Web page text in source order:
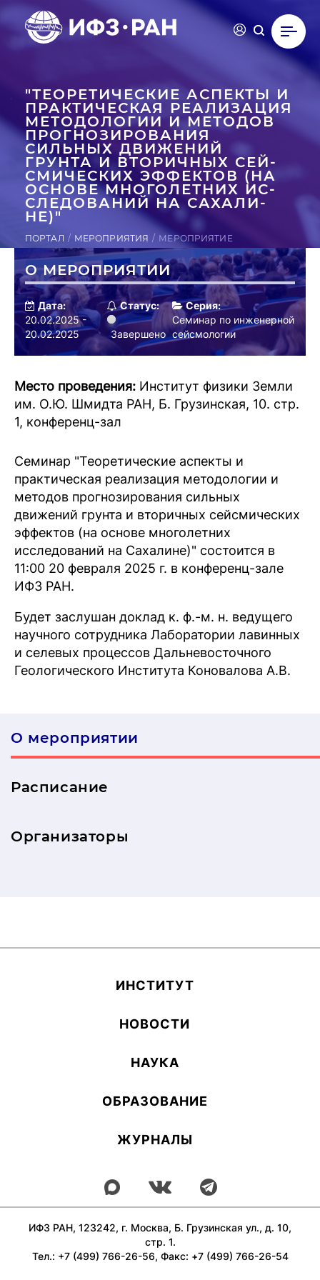
"ТЕ­ОРЕ­ТИЧЕС­КИЕ АСПЕКТЫ И
ПРАК­ТИ­ЧЕС­КАЯ РЕ­АЛИ­ЗАЦИЯ
МЕ­ТОДО­ЛОГИИ И МЕТОДОВ
ПРОГ­НО­ЗИРО­ВАНИЯ
СИЛЬНЫХ ДВИ­ЖЕНИЙ
ГРУНТА И ВТО­РИЧ­НЫХ СЕЙ­
СМИ­ЧЕС­КИХ ЭФ­ФЕКТОВ (НА
ОСНОВЕ МНО­ГОЛЕТ­НИХ ИС­
СЛЕ­ДОВА­НИЙ НА СА­ХАЛИ­
НЕ)"
ПОРТАЛ МЕРОПРИЯТИЯ МЕРОПРИЯТИЕ
О МЕРОПРИЯТИИ
Дата:
20.02.2025 -
20.02.2025
Статус:
Завершено
Серия:
Семинар по инженерной
сейсмологии
Место проведения: Институт физики Земли
им. О.Ю. Шмидта РАН, Б. Грузинская, 10. стр.
1, конференц-зал
Семинар "Теоретические аспекты и
практическая реализация методологии и
методов прогнозирования сильных
движений грунта и вторичных сейсмических
эффектов (на основе многолетних
исследований на Сахалине)" состоится в
11:00 20 февраля 2025 г. в конференц-зале
ИФЗ РАН.
Будет заслушан доклад к. ф.-м. н. ведущего
научного сотрудника Лаборатории лавинных
и селевых процессов Дальневосточного
Геологического Института Коновалова А.В.
О мероприятии
Расписание
Организаторы
ИН­СТИ­ТУТ
НОВОСТИ
НАУКА
ОБ­РА­ЗОВА­НИЕ
ЖУРНАЛЫ
ИФЗ РАН, 123242, г. Москва, Б. Грузинская ул., д. 10,
стр. 1.
Тел.: +7 (499) 766-26-56, Факс: +7 (499) 766-26-54